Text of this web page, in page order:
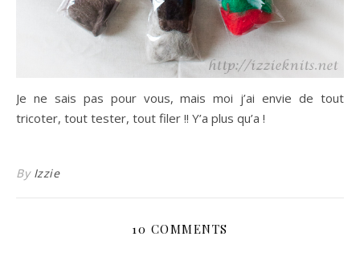
Je ne sais pas pour vous, mais moi j’ai envie de tout
tricoter, tout tester, tout filer !! Y’a plus qu’a !
By Izzie
10 COMMENTS